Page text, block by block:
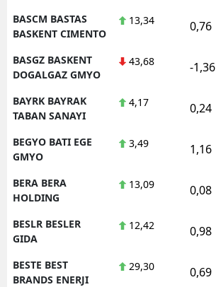
BASCM BASTAS
BASKENT CIMENTO
13,34 0,76
BASGZ BASKENT
DOGALGAZ GMYO
43,68 -1,36
BAYRK BAYRAK
TABAN SANAYI
4,17 0,24
BEGYO BATI EGE
GMYO
3,49 1,16
BERA BERA
HOLDING
13,09 0,08
BESLR BESLER
GIDA
12,42 0,98
BESTE BEST
BRANDS ENERJI
29,30 0,69